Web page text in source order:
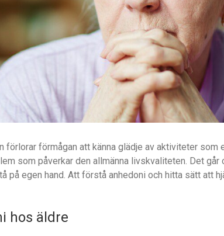
förlorar förmågan att känna glädje av aktiviteter som
som påverkar den allmänna livskvaliteten. Det går
på egen hand. Att förstå anhedoni och hitta sätt att
hos äldre